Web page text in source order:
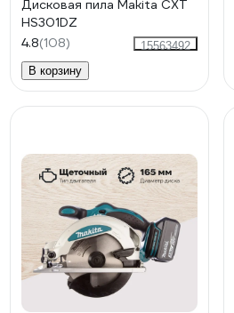
Дисковая пила Makita CXT
HS301DZ
4.8(108)
15563492
В корзину